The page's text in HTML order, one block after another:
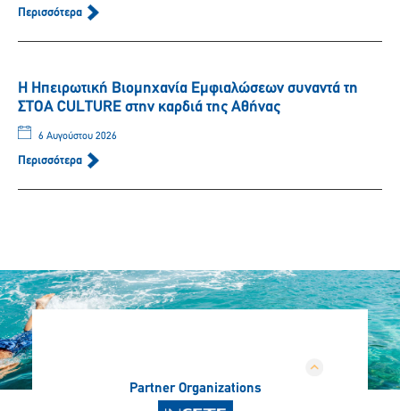
Περισσότερα
Η Ηπειρωτική Βιομηχανία Εμφιαλώσεων συναντά τη
ΣΤΟΑ CULTURE στην καρδιά της Αθήνας
6 Αυγούστου 2026
Περισσότερα
Partner Organizations